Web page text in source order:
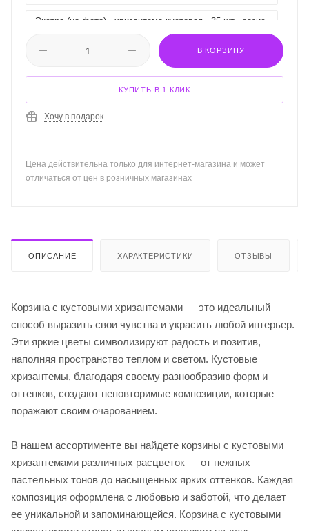
Экстра (на фото) - хризантема кустовая - 35 шт., оазис,
корзина, лента
В КОРЗИНУ
КУПИТЬ В 1 КЛИК
Хочу в подарок
Цена действительна только для интернет-магазина и может
отличаться от цен в розничных магазинах
ОПИСАНИЕ ХАРАКТЕРИСТИКИ ОТЗЫВЫ
Корзина с кустовыми хризантемами — это идеальный
способ выразить свои чувства и украсить любой интерьер.
Эти яркие цветы символизируют радость и позитив,
наполняя пространство теплом и светом. Кустовые
хризантемы, благодаря своему разнообразию форм и
оттенков, создают неповторимые композиции, которые
поражают своим очарованием.
В нашем ассортименте вы найдете корзины с кустовыми
хризантемами различных расцветок — от нежных
пастельных тонов до насыщенных ярких оттенков. Каждая
композиция оформлена с любовью и заботой, что делает
ее уникальной и запоминающейся. Корзина с кустовыми